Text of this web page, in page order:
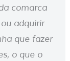
comarca
adquirir
que fazer
o que o